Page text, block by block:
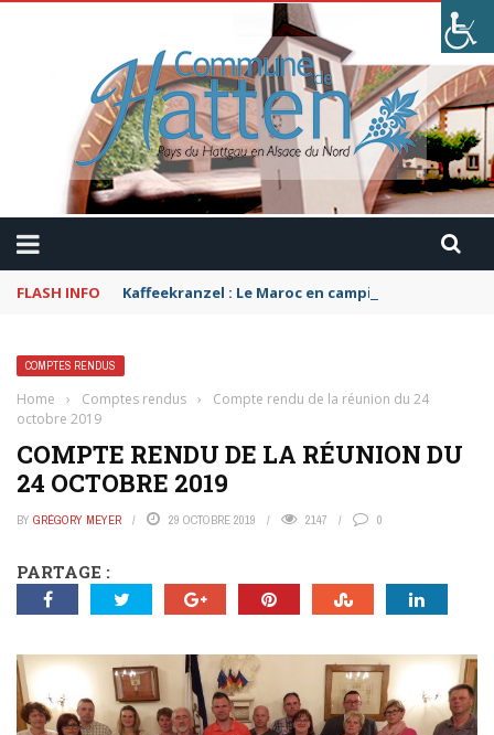
FLASH INFO Kaffeekranzel : Le Maroc en camping-car avec
COMPTES RENDUS
Home › Comptes rendus ›
Compte rendu de la réunion du 24
octobre 2019
COMPTE RENDU DE LA RÉUNION DU
24 OCTOBRE 2019
BY GRÉGORY MEYER 29 OCTOBRE 2019 2147 0
PARTAGE :